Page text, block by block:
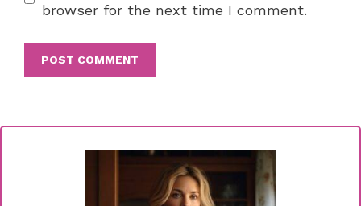
browser for the next time I comment.